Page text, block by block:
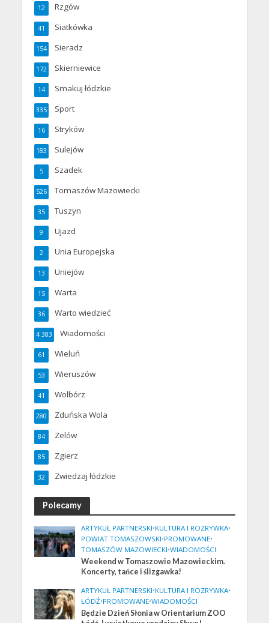
Rzgów
12
Siatkówka
41
Sieradz
154
Skierniewice
172
Smakuj łódzkie
14
Sport
335
Stryków
16
Sulejów
183
Szadek
5
Tomaszów Mazowiecki
526
Tuszyn
35
Ujazd
9
Unia Europejska
2
Uniejów
13
Warta
15
Warto wiedzieć
36
Wiadomości
4 383
Wieluń
61
Wieruszów
53
Wolbórz
41
Zduńska Wola
280
Zelów
84
Zgierz
85
Zwiedzaj łódzkie
32
Polecamy
ARTYKUŁ PARTNERSKI•KULTURA I ROZRYWKA•
POWIAT TOMASZOWSKI•PROMOWANE•
TOMASZÓW MAZOWIECKI•WIADOMOŚCI
Weekend w Tomaszowie Mazowieckim.
Koncerty, tańce i ślizgawka!
ARTYKUŁ PARTNERSKI•KULTURA I ROZRYWKA•
ŁÓDŹ•PROMOWANE•WIADOMOŚCI
Będzie Dzień Słonia w Orientarium ZOO